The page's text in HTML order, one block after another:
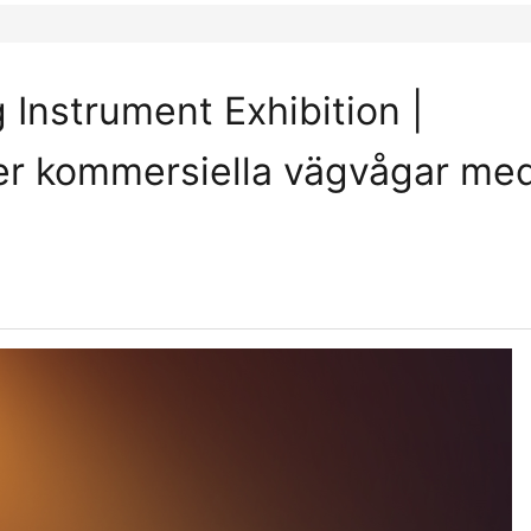
Exhibition |
kommersiella vägvågar